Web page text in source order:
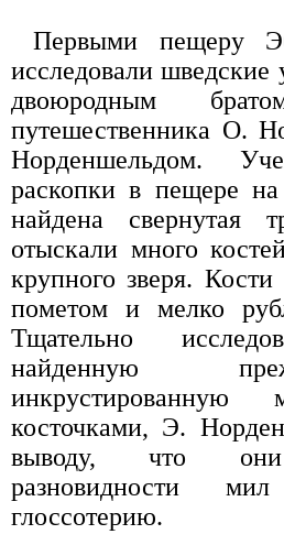
Первыми пещеру
исследовали шведские
двоюродным
путешественника О.
Норденшельдом.
раскопки в пещере
найдена свернутая
отыскали много
крупного зверя.
пометом и мелко
Тщательно
найденную
инкрустированную
косточками, Э.
выводу, что они
разновидности
глоссотерию.